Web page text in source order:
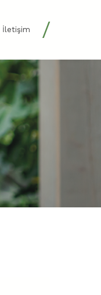
İletişim /